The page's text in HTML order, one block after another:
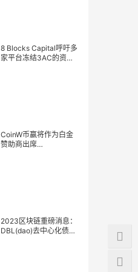
8 Blocks Capital呼吁多
家平台冻结3AC的资金
CoinW币赢将作为白金
赞助商出席
2023区块链重磅消息：
DBL(dao)去中心化债券